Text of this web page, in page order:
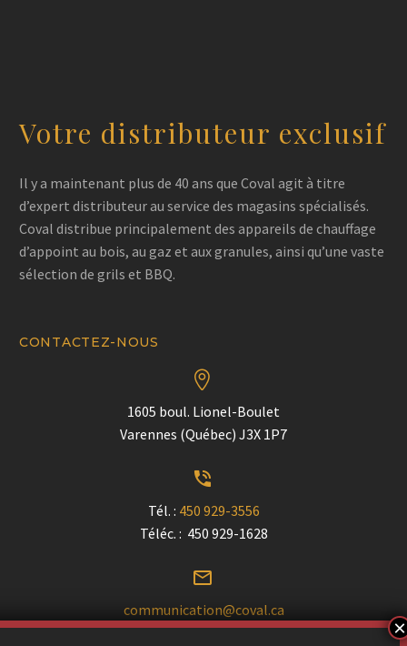
Votre distributeur exclusif
Il y a maintenant plus de 40 ans que Coval agit à titre
d’expert distributeur au service des magasins spécialisés.
Coval distribue principalement des appareils de chauffage
d’appoint au bois, au gaz et aux granules, ainsi qu’une vaste
sélection de grils et BBQ.
CONTACTEZ-NOUS


1605 boul. Lionel-Boulet
Varennes (Québec) J3X 1P7


Tél. : 450 929-3556
Téléc. : 450 929-1628


communication@coval.ca